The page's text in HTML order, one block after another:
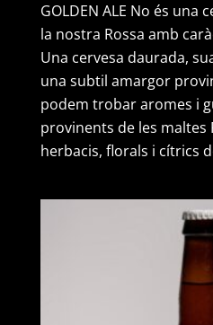
(caixa
de
12
ampolles)
GOLDEN ALE No és una
la nostra Rossa amb
Una cervesa daurada,
una subtil amargor
podem trobar aromes i
provinents de les maltes
herbacis, florals i cítrics